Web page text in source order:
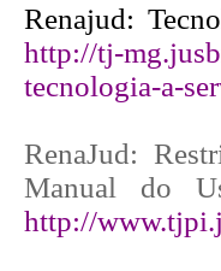
Renajud:
http://tj-
tecnologia-a-
RenaJud:
Manual do
http://